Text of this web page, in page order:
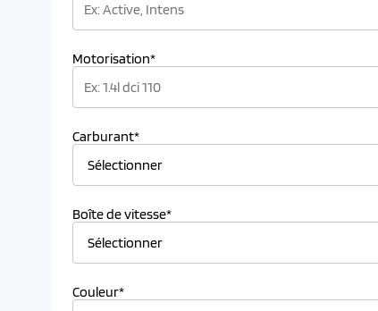
Motorisation*
Carburant*
Boîte de vitesse*
Couleur*